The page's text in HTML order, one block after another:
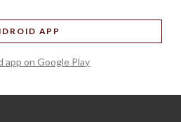
APP